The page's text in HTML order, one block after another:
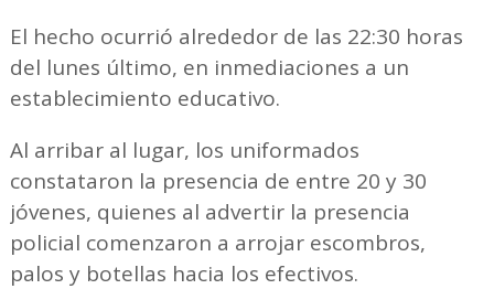
El hecho ocurrió alrededor de las 22:30 horas
del lunes último, en inmediaciones a un
establecimiento educativo.
Al arribar al lugar, los uniformados
constataron la presencia de entre 20 y 30
jóvenes, quienes al advertir la presencia
policial comenzaron a arrojar escombros,
palos y botellas hacia los efectivos.